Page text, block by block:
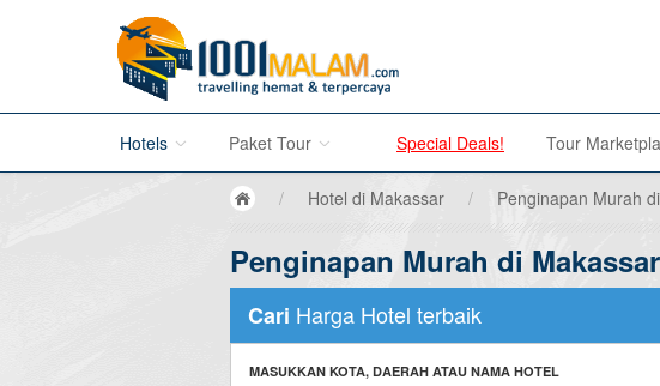
Hotels
Hotel di Bandung
Paket Tour
Promo Paket Tour Wisata
Tour di Bromo
Special Deals! Tour
/ Hotel di Makassar / Penginapan Murah
Penginapan Murah di Makassar
Cari Harga Hotel terbaik
MASUKKAN KOTA, DAERAH ATAU NAMA HOTEL